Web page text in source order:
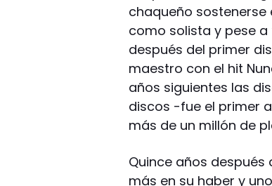
chaqueño sostenerse
como solista y pese
después del primer
maestro con el hit
años siguientes las
discos -fue el primer
más de un millón de
Quince años después
más en su haber y